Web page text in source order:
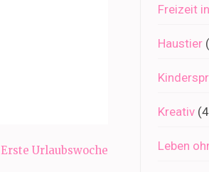
Erste Urlaubswoche
Freizeit
Haustier
Kreativ
Leben